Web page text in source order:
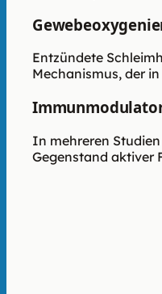
Entzündete
Mechanismus, der
In mehreren
Gegenstand aktiver